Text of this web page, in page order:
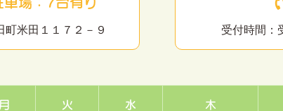
米田１１７２－９ 受付時間：
火 水 木